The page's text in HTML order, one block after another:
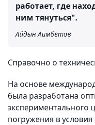
работает, где
ним тянуться".
Айдын Аимбетов
Справочно о
На основе
была разработана
экспериментального
погружения в